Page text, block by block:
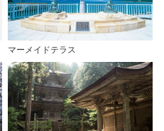
マーメイドテラス